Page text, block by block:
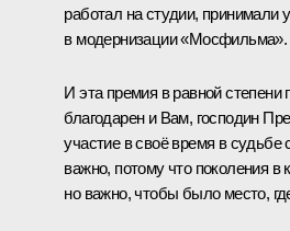
работал на студии, принимали
в модернизации «Мосфильма».
И эта премия в равной
благодарен и Вам, господин
участие в своё время в судьбе
важно, потому что поколения в
но важно, чтобы было место,